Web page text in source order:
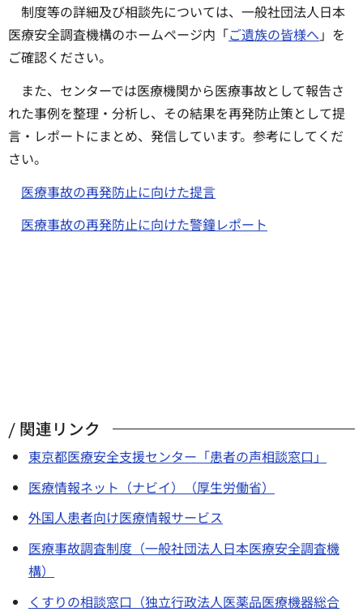
制度等の詳細及び相談先については、一般社団法人日本
医療安全調査機構のホームページ内「ご遺族の皆様へ 」を
ご確認ください。
また、センターでは医療機関から医療事故として報告さ
れた事例を整理・分析し、その結果を再発防止策として提
言・レポートにまとめ、発信しています。参考にしてくだ
さい。
医療事故の再発防止に向けた提言
医療事故の再発防止に向けた警鐘レポート
関連リンク
東京都医療安全支援センター「患者の声相談窓口」
医療情報ネット（ナビイ）（厚生労働省）
外国人患者向け医療情報サービス
医療事故調査制度（一般社団法人日本医療安全調査機
構）
くすりの相談窓口（独立行政法人医薬品医療機器総合